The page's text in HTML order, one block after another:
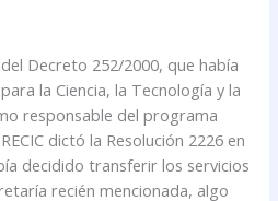
Decreto 252/2000, que había
la Ciencia, la Tecnología y la
responsable del programa
dictó la Resolución 2226 en
decidido transferir los servicios
recién mencionada, algo